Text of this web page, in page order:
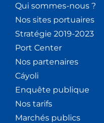
Qui sommes-nous ?
Nos sites portuaires
Stratégie 2019-2023
Port Center
Nos partenaires
Cáyoli
Enquête publique
Nos tarifs
Marchés publics